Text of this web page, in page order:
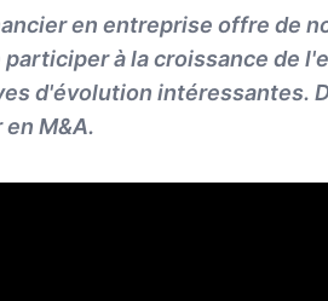
en entreprise offre de
à la croissance de
d'évolution intéressantes.
M&A.